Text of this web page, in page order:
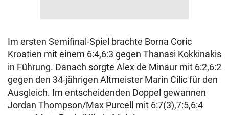
Im ersten Semifinal-Spiel brachte Borna Coric
Kroatien mit einem 6:4,6:3 gegen Thanasi Kokkinakis
in Führung. Danach sorgte Alex de Minaur mit 6:2,6:2
gegen den 34-jährigen Altmeister Marin Cilic für den
Ausgleich. Im entscheidenden Doppel gewannen
Jordan Thompson/Max Purcell mit 6:7(3),7:5,6:4